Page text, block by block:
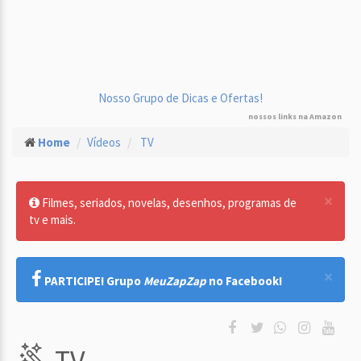
Nosso Grupo de Dicas e Ofertas!
nossos links na Amazon
Home Vídeos TV
×
Filmes, seriados, novelas, desenhos, programas de
tv e mais.
×
PARTICIPE! Grupo MeuZapZap no Facebook!